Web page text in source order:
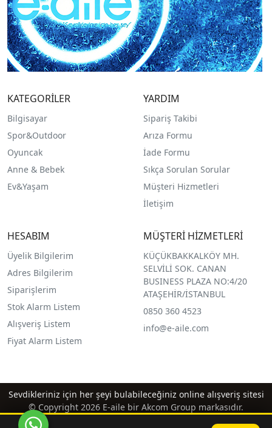
KATEGORİLER
Bilgisayar
Spor&Outdoor
Oyuncak
Anne & Bebek
Ev&Yaşam
YARDIM
Sipariş Takibi
Arıza Formu
İade Formu
Sıkça Sorulan Sorular
Müşteri Hizmetleri
İletişim
HESABIM
Üyelik Bilgilerim
Adres Bilgilerim
Siparişlerim
Stok Alarm Listem
Alışveriş Listem
Fiyat Alarm Listem
MÜŞTERİ HİZMETLERİ
KÜÇÜKBAKKALKÖY MH.
SELVİLİ SOK. CANAN
BUSINESS PLAZA NO:4/20
ATAŞEHİR/İSTANBUL
0850 360 4523
info@e-aile.com
Sevdikleriniz için her şeyi bulabileceğiniz online alışveriş sitesi
© Copyright 2026 E-aile bir Akcom Group markasıdır.